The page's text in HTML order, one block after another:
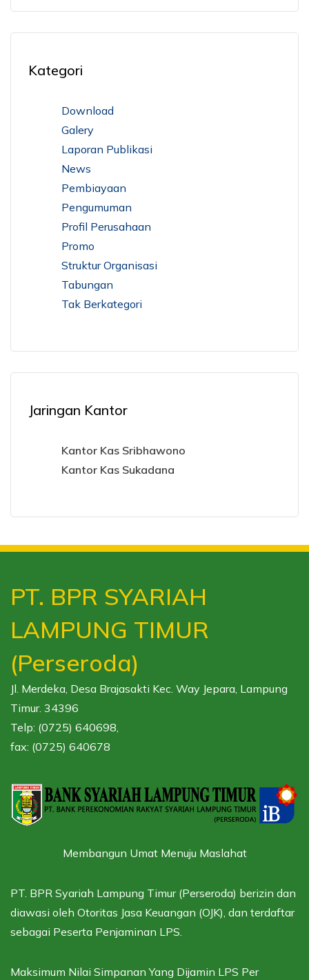
Kategori
Download
Galery
Laporan Publikasi
News
Pembiayaan
Pengumuman
Profil Perusahaan
Promo
Struktur Organisasi
Tabungan
Tak Berkategori
Jaringan Kantor
Kantor Kas Sribhawono
Kantor Kas Sukadana
PT. BPR SYARIAH
LAMPUNG TIMUR
(Perseroda)
Jl. Merdeka, Desa Brajasakti Kec. Way Jepara, Lampung
Timur. 34396
Telp: (0725) 640698,
fax: (0725) 640678
Membangun Umat Menuju Maslahat
PT. BPR Syariah Lampung Timur (Perseroda) berizin dan
diawasi oleh Otoritas Jasa Keuangan (OJK), dan terdaftar
sebagai Peserta Penjaminan LPS.
Maksimum Nilai Simpanan Yang Dijamin LPS Per